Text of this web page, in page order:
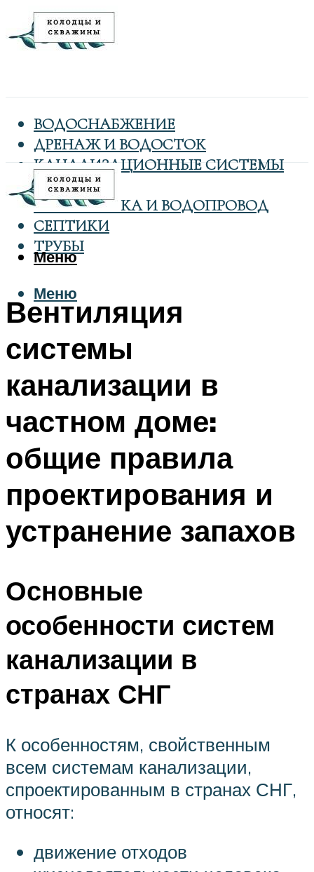
ВОДОСНАБЖЕНИЕ
ДРЕНАЖ И ВОДОСТОК
КАНАЛИЗАЦИОННЫЕ СИСТЕМЫ
КОЛОДЦЫ
САНТЕХНИКА И ВОДОПРОВОД
СЕПТИКИ
ТРУБЫ
Меню
Меню
Вентиляция
системы
канализации в
частном доме:
общие правила
проектирования и
устранение запахов
Основные
особенности систем
канализации в
странах СНГ
К особенностям, свойственным
всем системам канализации,
спроектированным в странах СНГ,
относят:
движение отходов